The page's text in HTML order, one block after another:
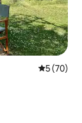
Średnia
5 (70)